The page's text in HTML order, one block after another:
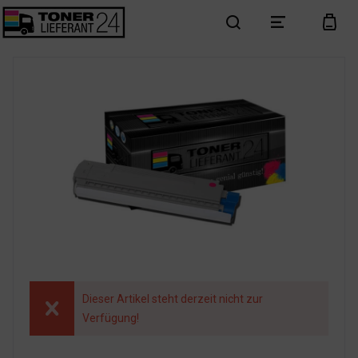
search menu cart
Dieser Artikel steht derzeit nicht zur
Verfügung!